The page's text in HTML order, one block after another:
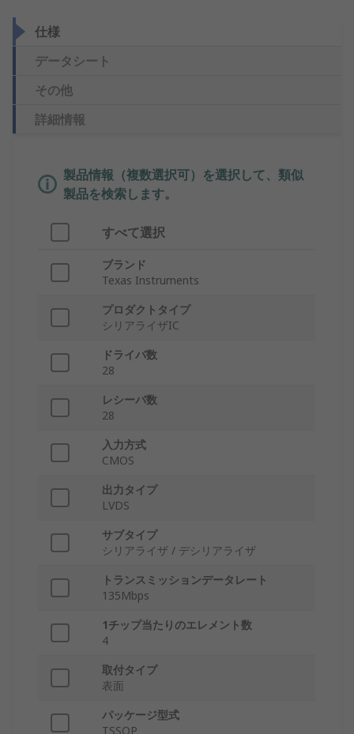
仕様
データシート
その他
詳細情報
製品情報（複数選択可）を選択して、類似
製品を検索します。
すべて選択
ブランド
Texas Instruments
プロダクトタイプ
シリアライザIC
ドライバ数
28
レシーバ数
28
入力方式
CMOS
出力タイプ
LVDS
サブタイプ
シリアライザ / デシリアライザ
トランスミッションデータレート
135Mbps
1チップ当たりのエレメント数
4
取付タイプ
表面
パッケージ型式
TSSOP